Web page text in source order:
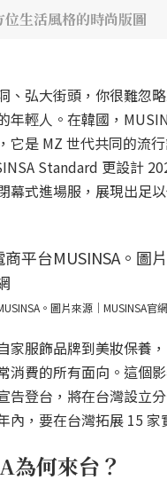
生活風格的時尚版圖
、弘大街頭，你很難忽
年輕人。在韓國，
它是 MZ 世代共同的流
Standard 更設計
幕式進場服，展現出足
。圖片來源｜MUSINSA官網
家服飾品牌到美妝保養
消費的所有面向。這個
告登台，將在台灣設立
內，要在台灣拓展 15 家
為何來台？